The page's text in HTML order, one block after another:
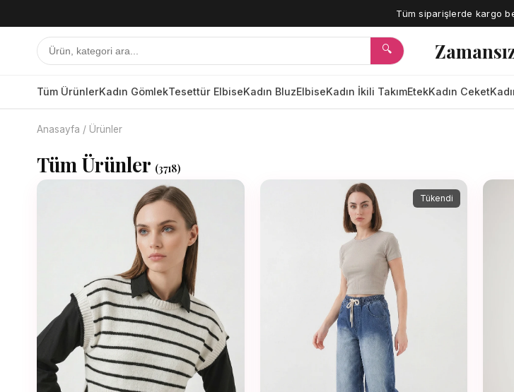
Tüm siparişlerde kargo
🔍
Tüm ÜrünlerKadın GömlekTesettür ElbiseKadın BluzElbiseKadın İkili TakımEtekKadın Ceket
Tüm Ürünler
Kadın İkili Takım
Anasayfa / Ürünler
Tüm Ürünler (3718)
Tükendi